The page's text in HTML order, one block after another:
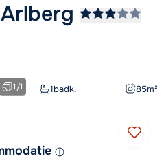
Arlberg
1badk. 85m²
1/1